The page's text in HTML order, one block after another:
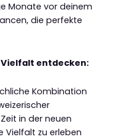
Monate vor deinem
die perfekte
entdecken:
Kombination
in der neuen
Vielfalt zu erleben